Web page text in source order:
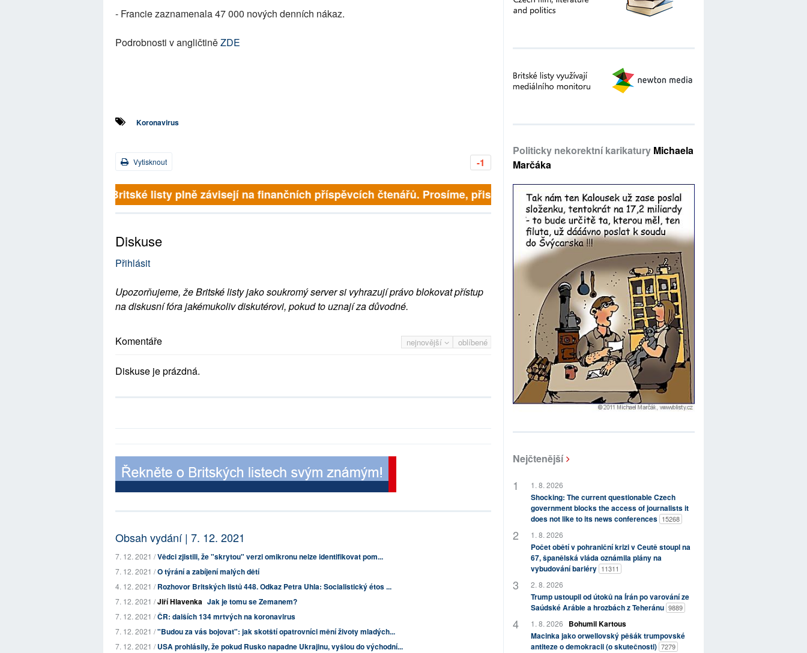
- Francie zaznamenala 47 000 nových denních nákaz.
Podrobnosti v angličtiněZDE
Koronavirus
-1
Vytisknout
Britské listy plně závisejí na finančních příspěvcích čtenářů. Prosíme, přispějte. ➥
Diskuse
Přihlásit
Upozorňujeme, že Britské listy jako soukromý server si vyhrazují právo blokovat přístup
na diskusní fóra jakémukoliv diskutérovi, pokud to uznají za důvodné.
nejnovější oblíbené
Komentáře
Diskuse je prázdná.
Obsah vydání | 7. 12. 2021
7. 12. 2021 /Vědci zjistili, že "skrytou" verzi omikronu nelze identifikovat pom...
7. 12. 2021 /O týrání a zabíjení malých dětí
4. 12. 2021 /Rozhovor Britských listů 448. Odkaz Petra Uhla: Socialistický étos ...
7. 12. 2021 /Jiří Hlavenka Jak je tomu se Zemanem?
7. 12. 2021 /ČR: dalších 134 mrtvých na koronavirus
7. 12. 2021 /"Budou za vás bojovat": jak skotští opatrovníci mění životy mladých...
7. 12. 2021 /USA prohlásily, že pokud Rusko napadne Ukrajinu, vyšlou do východní...
Politicky nekorektní karikatury Michaela
Marčáka
Nejčtenější
1. 8. 2026
Shocking: The current questionable Czech
government blocks the access of journalists it
does not like to its news conferences 15268
1. 8. 2026
Počet obětí v pohraniční krizi v Ceutě stoupl na
67, španělská vláda oznámila plány na
vybudování bariéry 11311
2. 8. 2026
Trump ustoupil od útoků na Írán po varování ze
Saúdské Arábie a hrozbách z Teheránu 9889
1. 8. 2026
Bohumil Kartous
Macinka jako orwellovský pěšák trumpovské
antiteze o demokracii (o skutečnosti) 7279